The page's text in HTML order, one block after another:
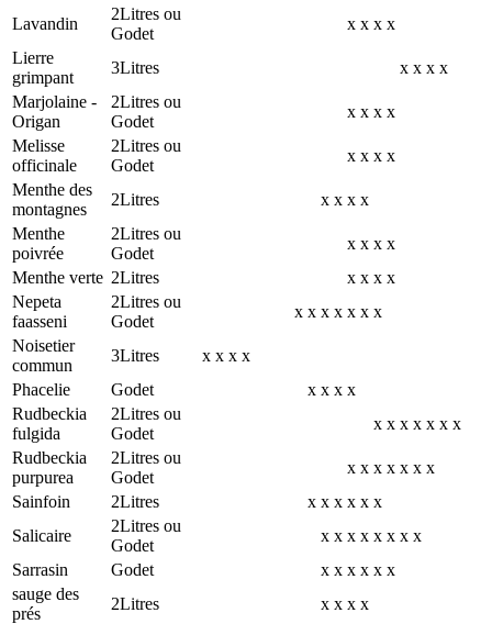
Lavandin
2Litres ou
Godet
x x x x
Lierre
grimpant
3Litres x x x x
Marjolaine -
Origan
2Litres ou
Godet
x x x x
Melisse
officinale
2Litres ou
Godet
x x x x
Menthe des
montagnes
2Litres x x x x
Menthe
poivrée
2Litres ou
Godet
x x x x
Menthe verte 2Litres x x x x
Nepeta
faasseni
2Litres ou
Godet
x x x x x x x
Noisetier
commun
3Litres x x x x
Phacelie
Godet x x x x
Rudbeckia
fulgida
2Litres ou
Godet
x x x x x x x
Rudbeckia
purpurea
2Litres ou
Godet
x x x x x x x
Sainfoin
2Litres x x x x x x
Salicaire
2Litres ou
Godet
x x x x x x x x
Sarrasin
Godet x x x x x x
sauge des
prés
2Litres x x x x